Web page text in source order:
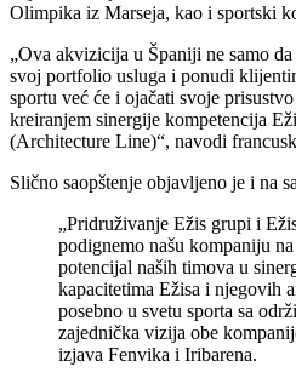
Olimpika iz Marseja, kao i sportski
„Ova akvizicija u Španiji ne samo
svoj portfolio usluga i ponudi
sportu već će i ojačati svoje
kreiranjem sinergije kompetencija
(Architecture Line)“, navodi
Slično saopštenje objavljeno je i na
„Pridruživanje Ežis grupi i
podignemo našu kompaniju
potencijal naših timova u
kapacitetima Ežisa i njegovih
posebno u svetu sporta sa
zajednička vizija obe
izjava Fenvika i Iribarena.